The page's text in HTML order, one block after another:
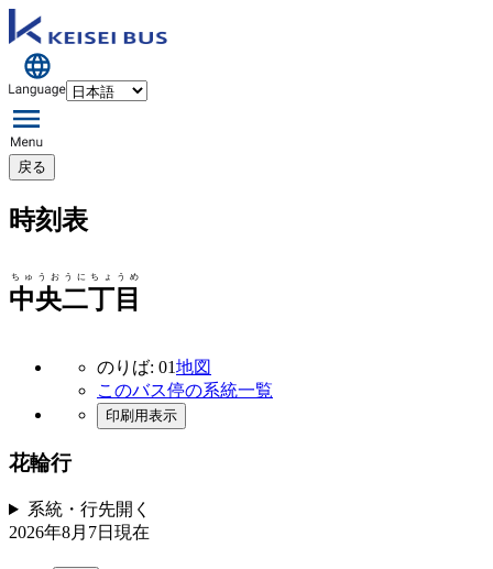
戻る
時刻表
中央二丁目
ちゅうおうにちょうめ
のりば: 01地図
このバス停の系統一覧
印刷用表示
花輪行
系統・行先開く
2026年8月7日 現在